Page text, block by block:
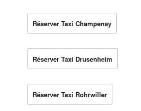
Réserver Taxi Champenay
Réserver Taxi Drusenheim
Réserver Taxi Rohrwiller